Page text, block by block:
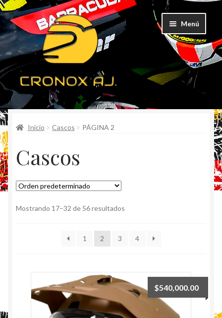
Ir
a
la
navegación
Ir
al
contenido
Menú
CATEGORÍAS
TODOS LOS PRODUCTOS
POR MAYOR
Inicio Cascos PÁGINA 2
Cascos
Mostrando 17–32 de 56 resultados
1 2 3 4
$540,000.00